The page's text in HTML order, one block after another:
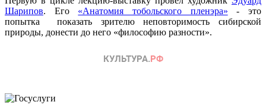
Шарипов. Его «Анатомия тобольского пленэра» - это
попытка показать зрителю неповторимость сибирской
природы, донести до него «философию разности».